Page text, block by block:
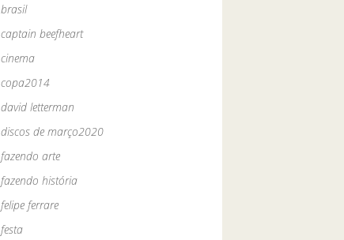
brasil
captain beefheart
cinema
copa2014
david letterman
discos de março2020
fazendo arte
fazendo história
felipe ferrare
festa